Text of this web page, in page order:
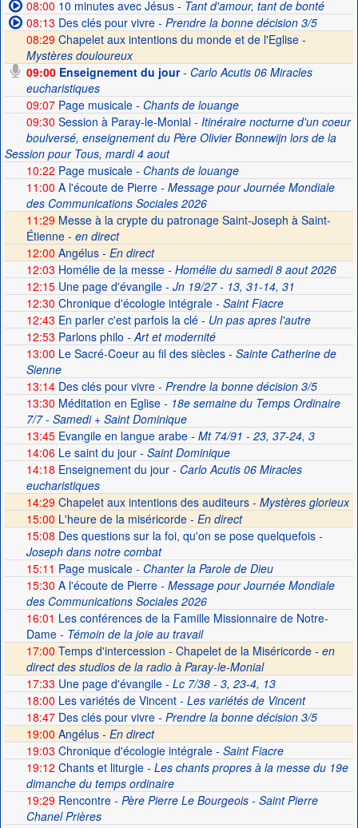
08:00 10 minutes avec Jésus- Tant d'amour, tant de bonté
08:13 Des clés pour vivre- Prendre la bonne décision 3/5
08:29 Chapelet aux intentions du monde et de l'Eglise -
Mystères douloureux
09:00Enseignement du jour- Carlo Acutis 06 Miracles
eucharistiques
09:07Page musicale- Chants de louange
09:30 Session à Paray-le-Monial- Itinéraire nocturne d'un coeur
boulversé, enseignement du Père Olivier Bonnewijn lors de la
Session pour Tous, mardi 4 aout
10:22 Page musicale- Chants de louange
11:00 A l'écoute de Pierre- Message pour Journée Mondiale
des Communications Sociales 2026
11:29 Messe à la crypte du patronage Saint-Joseph à Saint-
Étienne - en direct
12:00 Angélus - En direct
12:03 Homélie de la messe- Homélie du samedi 8 aout 2026
12:15Une page d'évangile- Jn 19/27 - 13, 31-14, 31
12:30 Chronique d'écologie intégrale- Saint Fiacre
12:43 En parler c'est parfois la clé- Un pas apres l'autre
12:53 Parlons philo - Art et modernité
13:00 Le Sacré-Coeur au fil des siècles- Sainte Catherine de
Sienne
13:14Des clés pour vivre- Prendre la bonne décision 3/5
13:30 Méditation en Eglise- 18e semaine du Temps Ordinaire
7/7 - Samedi + Saint Dominique
13:45Evangile en langue arabe- Mt 74/91 - 23, 37-24, 3
14:06Le saint du jour- Saint Dominique
14:18 Enseignement du jour- Carlo Acutis 06 Miracles
eucharistiques
14:29 Chapelet aux intentions des auditeurs - Mystères glorieux
15:00 L'heure de la miséricorde - En direct
15:08 Des questions sur la foi, qu'on se pose quelquefois-
Joseph dans notre combat
15:11 Page musicale- Chanter la Parole de Dieu
15:30 A l'écoute de Pierre- Message pour Journée Mondiale
des Communications Sociales 2026
16:01 Les conférences de la Famille Missionnaire de Notre-
Dame- Témoin de la joie au travail
17:00 Temps d'intercession - Chapelet de la Miséricorde - en
direct des studios de la radio à Paray-le-Monial
17:33 Une page d'évangile- Lc 7/38 - 3, 23-4, 13
18:00 Les variétés de Vincent- Les variétés de Vincent
18:47Des clés pour vivre- Prendre la bonne décision 3/5
19:00 Angélus - En direct
19:03 Chronique d'écologie intégrale- Saint Fiacre
19:12 Chants et liturgie- Les chants propres à la messe du 19e
dimanche du temps ordinaire
19:29Rencontre- Père Pierre Le Bourgeois - Saint Pierre
Chanel Prières